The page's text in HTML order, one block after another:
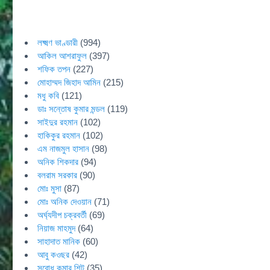
লক্ষ্মণ ভাণ্ডারী (994)
আকিল আশরাফুল (397)
শফিক তপন (227)
মোহাম্মদ জিহাদ আমিন (215)
মধু কবি (121)
ডাঃ সন্তোষ কুমার মন্ডল (119)
সাইদুর রহমান (102)
হাকিকুর রহমান (102)
এম নাজমুল হাসান (98)
অনিক শিকদার (94)
বলরাম সরকার (90)
মোঃ মুসা (87)
মোঃ অনিক দেওয়ান (71)
অর্ঘ্যদীপ চক্রবর্তী (69)
নিয়াজ মাহমুদ(64)
সাহাদাত মানিক (60)
আবু কওছর (42)
সুবোধ কুমার শিট (35)